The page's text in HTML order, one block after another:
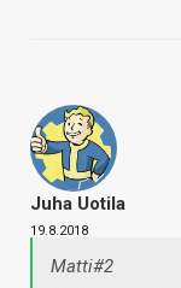
Juha Uotila
19.8.2018
Matti#2